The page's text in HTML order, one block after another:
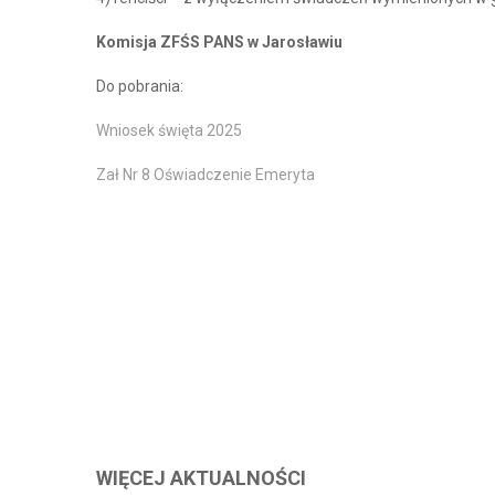
Komisja ZFŚS PANS w Jarosławiu
Do pobrania:
Wniosek święta 2025
Zał Nr 8 Oświadczenie Emeryta
WIĘCEJ AKTUALNOŚCI